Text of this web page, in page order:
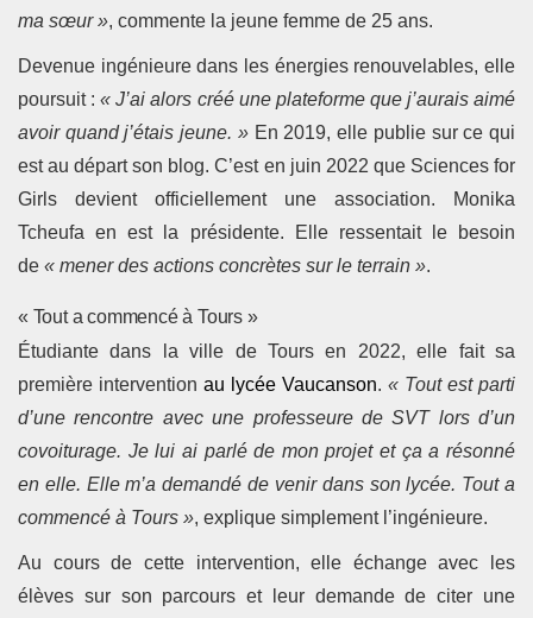
ma sœur », commente la jeune femme de 25 ans.
Devenue ingénieure dans les énergies renouvelables, elle
poursuit :« J’ai alors créé une plateforme que j’aurais aimé
avoir quand j’étais jeune. »En 2019, elle publie sur ce qui
est au départ son blog. C’est en juin 2022 que Sciences for
Girls devient officiellement une association. Monika
Tcheufa en est la présidente. Elle ressentait le besoin
de « mener des actions concrètes sur le terrain ».
« Tout a commencé à Tours »
Étudiante dans la ville de Tours en 2022, elle fait sa
première intervention au lycée Vaucanson. « Tout est parti
d’une rencontre avec une professeure de SVT lors d’un
covoiturage. Je lui ai parlé de mon projet et ça a résonné
en elle. Elle m’a demandé de venir dans son lycée. Tout a
commencé à Tours », explique simplement l’ingénieure.
Au cours de cette intervention, elle échange avec les
élèves sur son parcours et leur demande de citer une